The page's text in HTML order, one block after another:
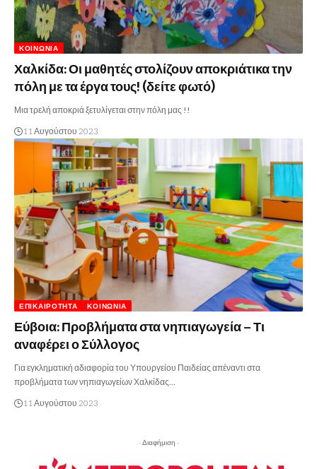
ΚΟΙΝΩΝΊΑ
Χαλκίδα: Οι μαθητές στολίζουν αποκριάτικα την
πόλη με τα έργα τους! (δείτε φωτό)
Μια τρελή αποκριά ξετυλίγεται στην πόλη μας !!
11 Αυγούστου 2023
ΕΠΙΚΑΙΡΌΤΗΤΑ ΚΟΙΝΩΝΊΑ
Εύβοια: Προβλήματα στα νηπιαγωγεία – Τι
αναφέρει ο Σύλλογος
Για εγκληματική αδιαφορία του Υπουργείου Παιδείας απέναντι στα
προβλήματα των νηπιαγωγείων Χαλκίδας…
11 Αυγούστου 2023
- Διαφήμιση -